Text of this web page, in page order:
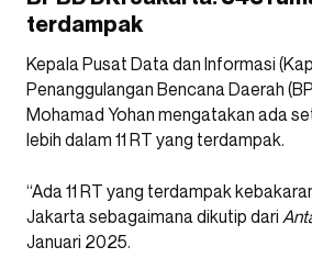
terdampak
Kepala Pusat Data dan Informasi
Penanggulangan Bencana Daerah
Mohamad Yohan mengatakan ada
lebih dalam 11 RT yang terdampak.
“Ada 11 RT yang terdampak
Jakarta sebagaimana dikutip dari
Januari 2025.